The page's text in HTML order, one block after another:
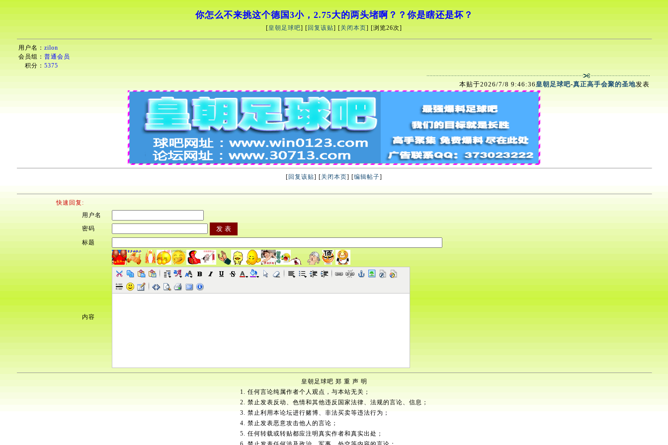
你怎么不来挑这个德国3小，2.75大的两头堵啊？？你是瞎还是坏？
[皇朝足球吧] [ 回复该贴] [关闭本页] [浏览26次]
用户名： zilon
会员组： 普通会员
积分： 5375
本贴于2026/7/8 9:46:36皇朝足球吧-真正高手会聚的圣地发表
[ 回复该贴] [关闭本页] [编辑帖子]
快速回复:
用户名
密码
标题
内容
皇朝足球吧 郑 重 声 明
1. 任何言论纯属作者个人观点，与本站无关；
2. 禁止发表反动、色情和其他违反国家法律、法规的言论、信息；
3. 禁止利用本论坛进行赌博、非法买卖等违法行为；
4. 禁止发表恶意攻击他人的言论；
5. 任何转载或转贴都应注明真实作者和真实出处；